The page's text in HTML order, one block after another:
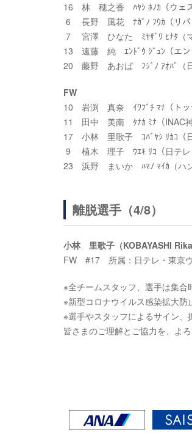
16 林 穂之香 ﾊﾔｼ ﾎﾉｶ（ウェス
6 長野 風花 ﾅｶﾞﾉ ﾌｳｶ（リバ
7 宮澤 ひなた ﾐﾔｻﾞﾜ ﾋﾅﾀ（マ
13 遠藤 純 ｴﾝﾄﾞｳ ｼﾞｭﾝ（エン
20 藤野 あおば ﾌｼﾞﾉ ｱｵﾊﾞ（日
FW
10 岩渕 真奈 ｲﾜﾌﾞﾁ ﾏﾅ（トッ
11 田中 美南 ﾀﾅｶ ﾐﾅ（INAC神
17 小林 里歌子 ｺﾊﾞﾔｼ ﾘｶｺ（日
9 植木 理子 ｳｴｷ ﾘｺ（日テレ
23 浜野 まいか ﾊﾏﾉ ﾏｲｶ（ハン
離脱選手（4/8）
小林 里歌子（KOBAYASHI
FW #17 所属：日テレ・東京
※全チームスタッフ、選手は集合
※新型コロナウイルス感染拡大防
※選手やスタッフによるサイン、
皆さまのご理解とご協力を、よ